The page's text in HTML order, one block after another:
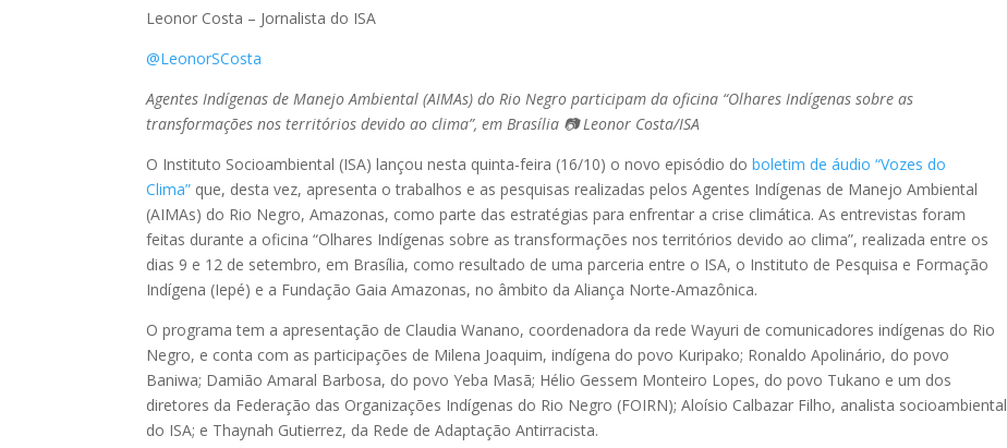
Leonor Costa – Jornalista do ISA
@LeonorSCosta
Agentes Indígenas de Manejo Ambiental (AIMAs) do Rio Negro participam da oficina “Olhares Indígenas sobre as
transformações nos territórios devido ao clima”, em Brasília 📷 Leonor Costa/ISA
O Instituto Socioambiental (ISA) lançou nesta quinta-feira (16/10) o novo episódio doboletim de áudio “Vozes do
Clima” que, desta vez, apresenta o trabalhos e as pesquisas realizadas pelos Agentes Indígenas de Manejo Ambiental
(AIMAs) do Rio Negro, Amazonas, como parte das estratégias para enfrentar a crise climática. As entrevistas foram
feitas durante a oficina “Olhares Indígenas sobre as transformações nos territórios devido ao clima”, realizada entre os
dias 9 e 12 de setembro, em Brasília, como resultado de uma parceria entre o ISA, o Instituto de Pesquisa e Formação
Indígena (Iepé) e a Fundação Gaia Amazonas, no âmbito da Aliança Norte-Amazônica.
O programa tem a apresentação de Claudia Wanano, coordenadora da rede Wayuri de comunicadores indígenas do Rio
Negro, e conta com as participações de Milena Joaquim, indígena do povo Kuripako; Ronaldo Apolinário, do povo
Baniwa; Damião Amaral Barbosa, do povo Yeba Masã; Hélio Gessem Monteiro Lopes, do povo Tukano e um dos
diretores da Federação das Organizações Indígenas do Rio Negro (FOIRN); Aloísio Calbazar Filho, analista socioambiental
do ISA; e Thaynah Gutierrez, da Rede de Adaptação Antirracista.